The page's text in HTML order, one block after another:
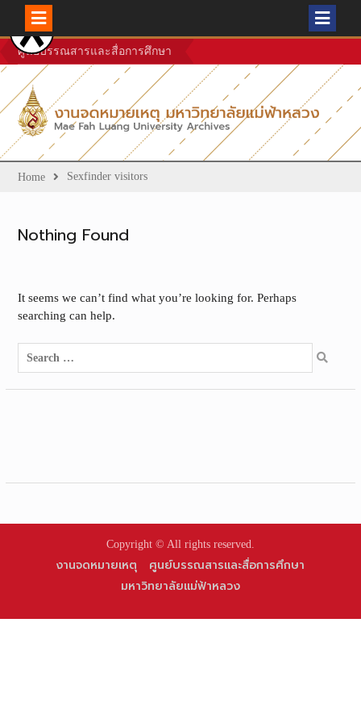
Skip
to
content
ศูนย์บรรณสารและสื่อการศึกษา
Home Sexfinder visitors
Nothing Found
It seems we can’t find what you’re looking for. Perhaps
searching can help.
Search
for:
Copyright © All rights reserved.
งานจดหมายเหตุ
ศูนย์บรรณสารและสื่อการศึกษา
มหาวิทยาลัยแม่ฟ้าหลวง